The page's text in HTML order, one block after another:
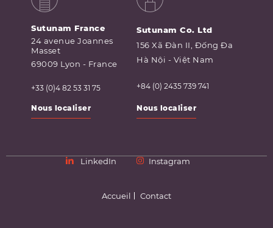
Sutunam France
24 avenue Joannes
Masset
69009 Lyon - France
+33 (0)4 82 53 31 75
Nous localiser
Sutunam Co. Ltd
156 Xã Đàn II, Đống Đa
Hà Nội - Việt Nam
+84 (0) 2435 739 741
Nous localiser
LinkedIn Instagram
Accueil Contact